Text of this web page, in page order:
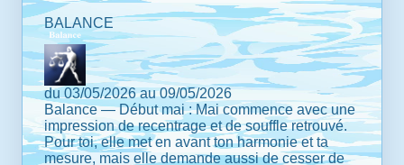
BALANCE
du 03/05/2026 au 09/05/2026
Balance — Début mai : Mai commence avec une
impression de recentrage et de souffle retrouvé.
Pour toi, elle met en avant ton harmonie et ta
mesure, mais elle demande aussi de cesser de